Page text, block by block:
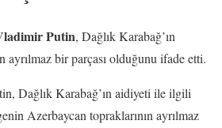
Putin, Dağlık Karabağ’ın
ayrılmaz bir parçası olduğunu ifade etti.
Dağlık Karabağ’ın aidiyeti ile ilgili
Azerbaycan topraklarının ayrılmaz